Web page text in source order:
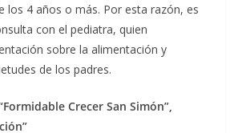
los 4 años o más. Por esta razón, es
con el pediatra, quien
sobre la alimentación y
de los padres.
Crecer San Simón”,